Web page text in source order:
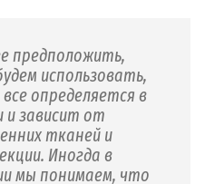
предположить,
использовать,
определяется в
зависит от
тканей и
Иногда в
мы понимаем, что